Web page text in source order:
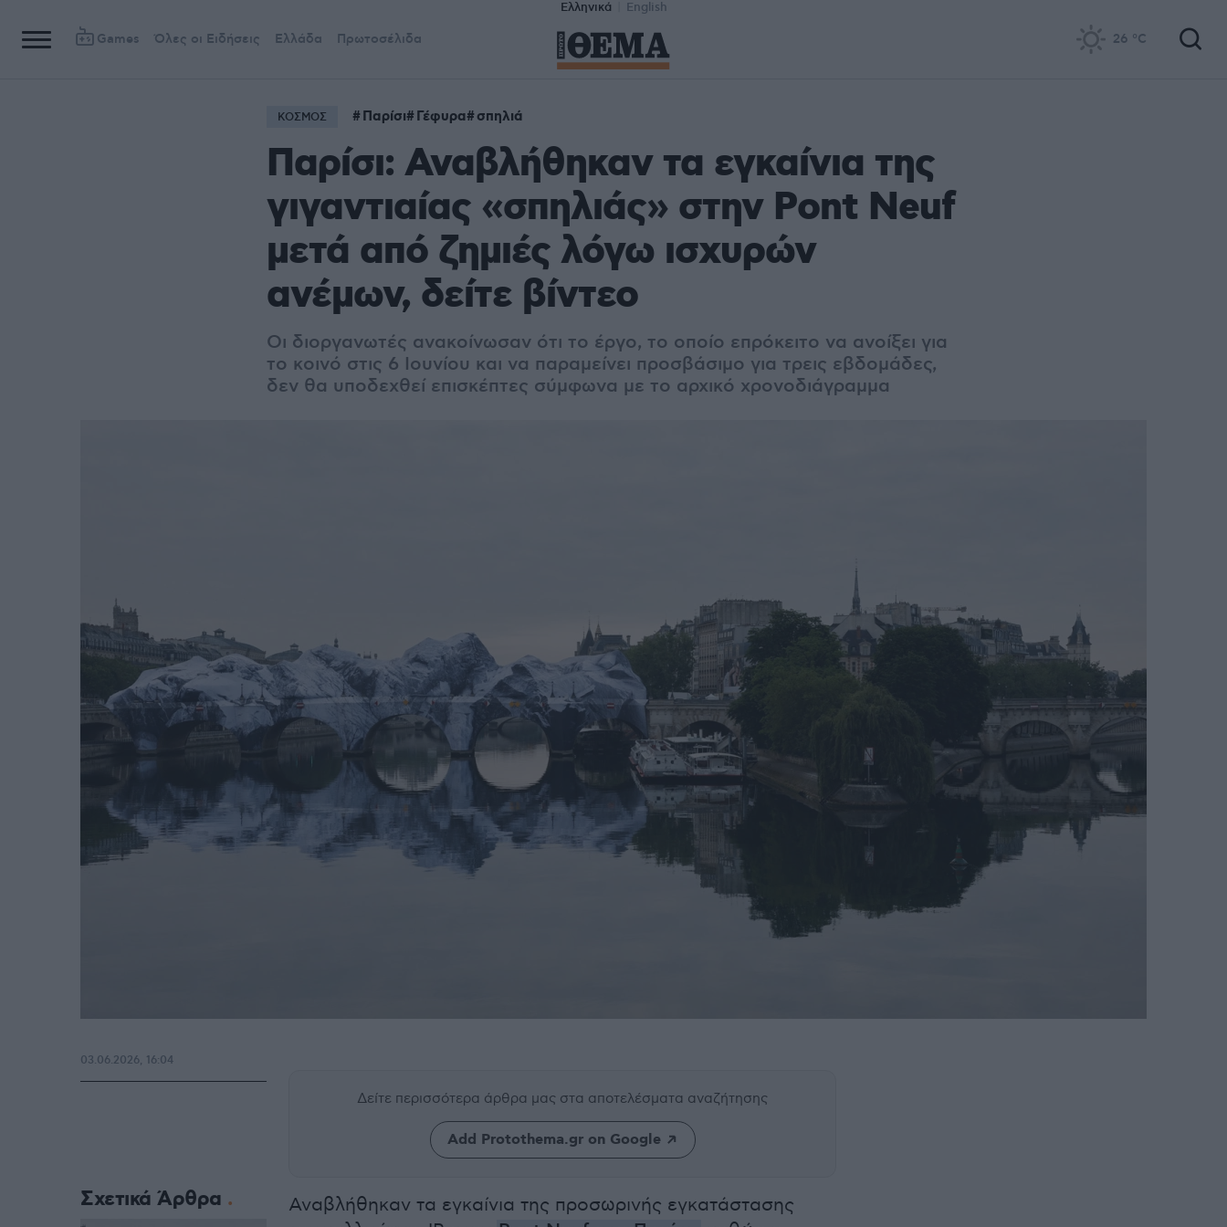
Ελληνικά English
Games Όλες οι Ειδήσεις Ελλάδα Πρωτοσέλιδα 26 °C
ΚΟΣΜΟΣ Παρίσι Γέφυρα σπηλιά
Παρίσι: Αναβλήθηκαν τα εγκαίνια της
γιγαντιαίας «σπηλιάς» στην Pont Neuf
μετά από ζημιές λόγω ισχυρών
ανέμων, δείτε βίντεο
Οι διοργανωτές ανακοίνωσαν ότι το έργο, το οποίο επρόκειτο να ανοίξει για
το κοινό στις 6 Ιουνίου και να παραμείνει προσβάσιμο για τρεις εβδομάδες,
δεν θα υποδεχθεί επισκέπτες σύμφωνα με το αρχικό χρονοδιάγραμμα
Δείτε περισσότερα άρθρα μας στα αποτελέσματα αναζήτησης
Add Protothema.gr on Google
Αναβλήθηκαν τα εγκαίνια της προσωρινής εγκατάστασης
03.06.2026, 16:04
Σχετικά Άρθρα